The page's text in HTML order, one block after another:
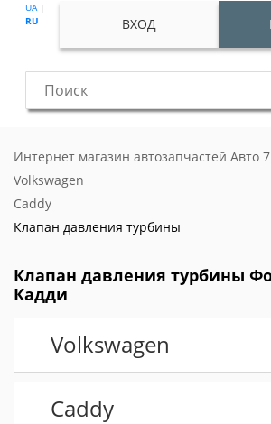
UA|
RU
ВХОД
Интернет магазин автозапчастей Авто 7
Volkswagen
Caddy
Клапан давления турбины
Клапан давления турбины
Кадди
Volkswagen
Caddy